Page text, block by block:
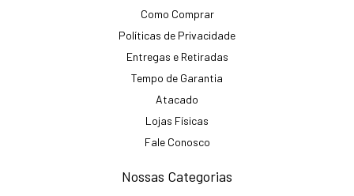
Como Comprar
Políticas de Privacidade
Entregas e Retiradas
Tempo de Garantia
Atacado
Lojas Físicas
Fale Conosco
Nossas Categorias